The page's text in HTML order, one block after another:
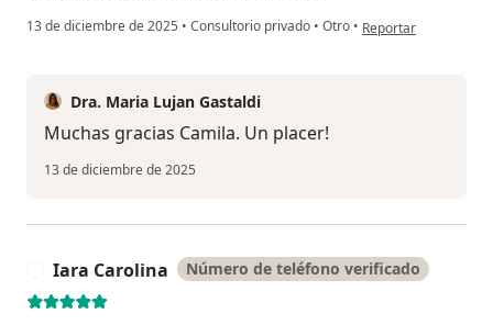
13 de diciembre de 2025 • Consultorio privado • Otro • en opinión del
Reportar
Dra. Maria Lujan Gastaldi
Muchas gracias Camila. Un placer!
13 de diciembre de 2025
Iara Carolina Número de teléfono verificado